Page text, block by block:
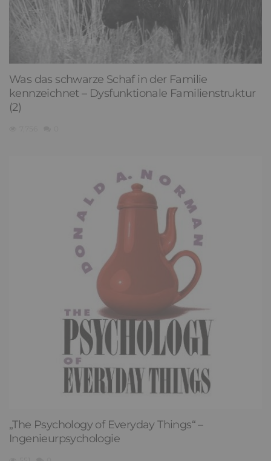
Was das schwarze Schaf in der Familie
kennzeichnet – Dysfunktionale Familienstruktur
(2)
„The Psychology of Everyday Things“ –
Ingenieurpsychologie